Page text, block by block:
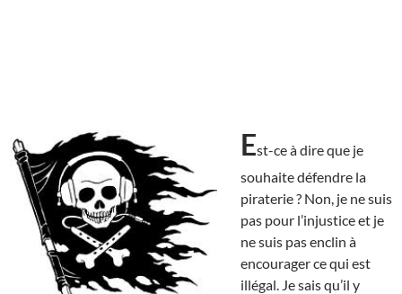
Est-ce à dire que je
souhaite défendre la
piraterie ? Non, je ne suis
pas pour l’injustice et je
ne suis pas enclin à
encourager ce qui est
illégal. Je sais qu’il y